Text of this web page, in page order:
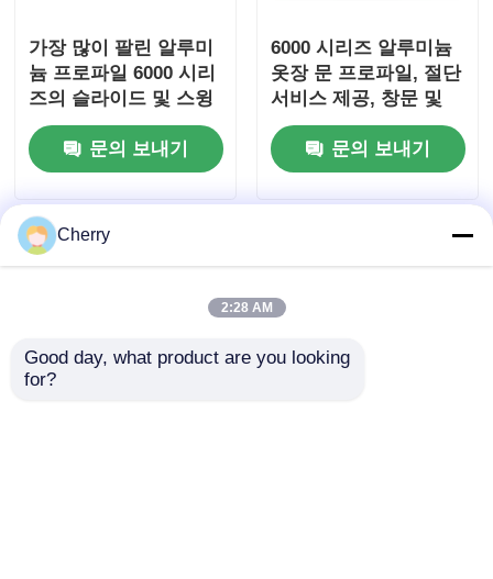
가장 많이 팔린 알루미
늄 프로파일 6000 시리
즈의 슬라이드 및 스윙
윈도우
문의 보내기
6000 시리즈 알루미늄
옷장 문 프로파일, 절단
서비스 제공, 창문 및
문 적용에 적합, 유럽
표준 준수문의 보내기
Cherry
2:28 AM
Good day, what product are you looking
for?